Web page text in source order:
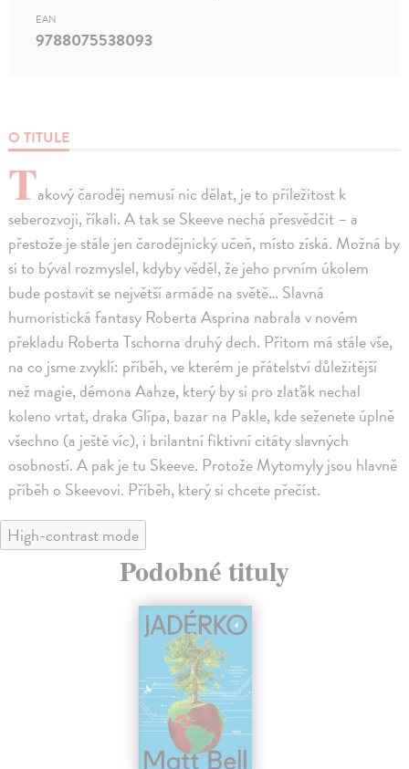
O TITULE
Takový čaroděj nemusí nic dělat, je to příležitost k
seberozvoji, říkali. A tak se Skeeve nechá přesvědčit – a
přestože je stále jen čarodějnický učeň, místo získá. Možná by
si to býval rozmyslel, kdyby věděl, že jeho prvním úkolem
bude postavit se největší armádě na světě… Slavná
humoristická fantasy Roberta Asprina nabrala v novém
překladu Roberta Tschorna druhý dech. Přitom má stále vše,
na co jsme zvyklí: příběh, ve kterém je přátelství důležitější
než magie, démona Aahze, který by si pro zlaťák nechal
koleno vrtat, draka Glípa, bazar na Pakle, kde seženete úplně
všechno (a ještě víc), i brilantní fiktivní citáty slavných
osobností. A pak je tu Skeeve. Protože Mytomyly jsou hlavně
příběh o Skeevovi. Příběh, který si chcete přečíst.
EAN
9788075538093
High-contrast mode
Podobné tituly